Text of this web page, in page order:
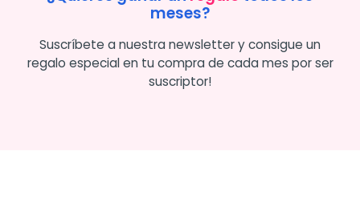
meses?
Suscríbete a nuestra newsletter y consigue un
regalo especial en tu compra de cada mes por ser
suscriptor!